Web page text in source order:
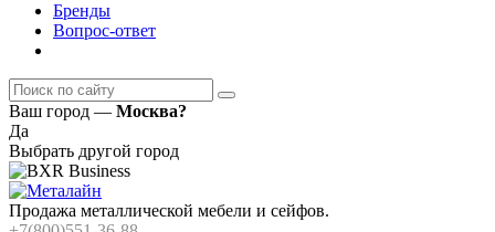
Бренды
Вопрос-ответ
Ваш город — Москва?
Да
Выбрать другой город
Продажа металлической мебели и сейфов.